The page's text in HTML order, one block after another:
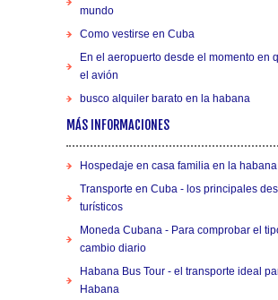
mundo
Como vestirse en Cuba
En el aeropuerto desde el momento en
el avión
busco alquiler barato en la habana
MÁS INFORMACIONES
Hospedaje en casa familia en la habana
Transporte en Cuba - los principales
turísticos
Moneda Cubana - Para comprobar el
cambio diario
Habana Bus Tour - el transporte ideal
Habana